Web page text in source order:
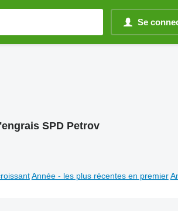
Se
SPD Petrov
Année - les plus récentes en premier